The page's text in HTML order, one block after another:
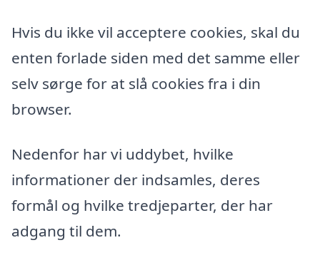
Hvis du ikke vil acceptere cookies, skal du
enten forlade siden med det samme eller
selv sørge for at slå cookies fra i din
browser.
Nedenfor har vi uddybet, hvilke
informationer der indsamles, deres
formål og hvilke tredjeparter, der har
adgang til dem.